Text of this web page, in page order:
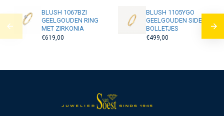
BLUSH 1067BZI
GEELGOUDEN RING
MET ZIRKONIA
€619,00
BLUSH 1105YGO
GEELGOUDEN SIDER
BOLLETJES
€499,00